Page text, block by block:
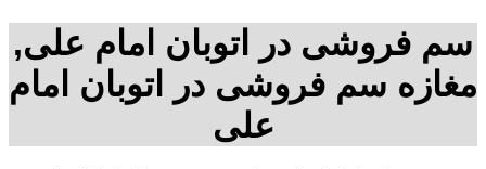
سم فروشی در اتوبان امام علی,
مغازه سم فروشی در اتوبان امام
علی